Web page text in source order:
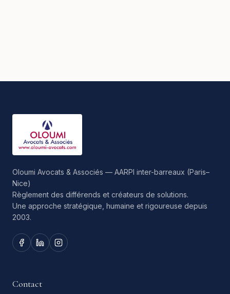
Oloumi Avocats & Associés — AARPI inter-barreaux (Paris–
Nice)
Règlement des différends et créateurs de solutions.
Une approche stratégique, humaine et rigoureuse depuis
2003.
Contact